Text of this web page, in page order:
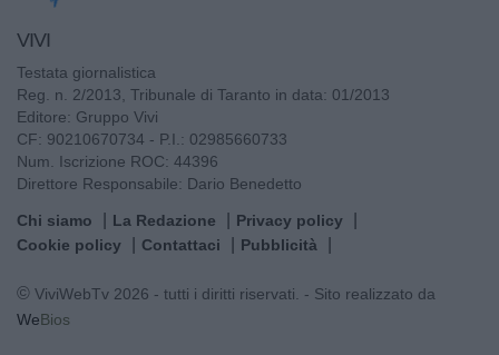
VIVI
Testata giornalistica
Reg. n. 2/2013, Tribunale di Taranto in data: 01/2013
Editore: Gruppo Vivi
CF: 90210670734 - P.I.: 02985660733
Num. Iscrizione ROC: 44396
Direttore Responsabile: Dario Benedetto
Chi siamo La Redazione
Privacy policy
Cookie policy
Contattaci Pubblicità
© ViviWebTv 2026 - tutti i diritti riservati. - Sito realizzato da
WeBios